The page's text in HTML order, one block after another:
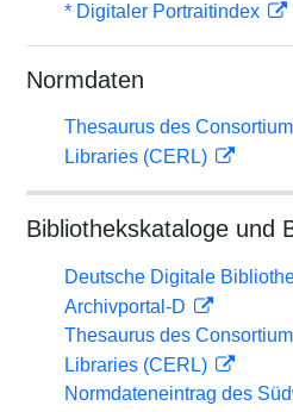
* Digitaler Portraitindex
Normdaten
Thesaurus des
Libraries (CERL)
Bibliothekskataloge und
Deutsche Digitale
Archivportal-D
Thesaurus des
Libraries (CERL)
Normdateneintrag des